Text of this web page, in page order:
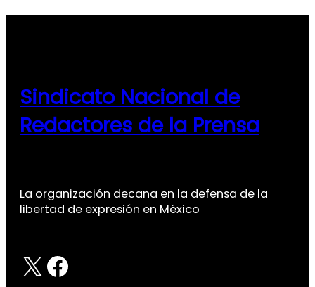
Sindicato Nacional de
Redactores de la Prensa
La organización decana en la defensa de la
libertad de expresión en México
X Facebook